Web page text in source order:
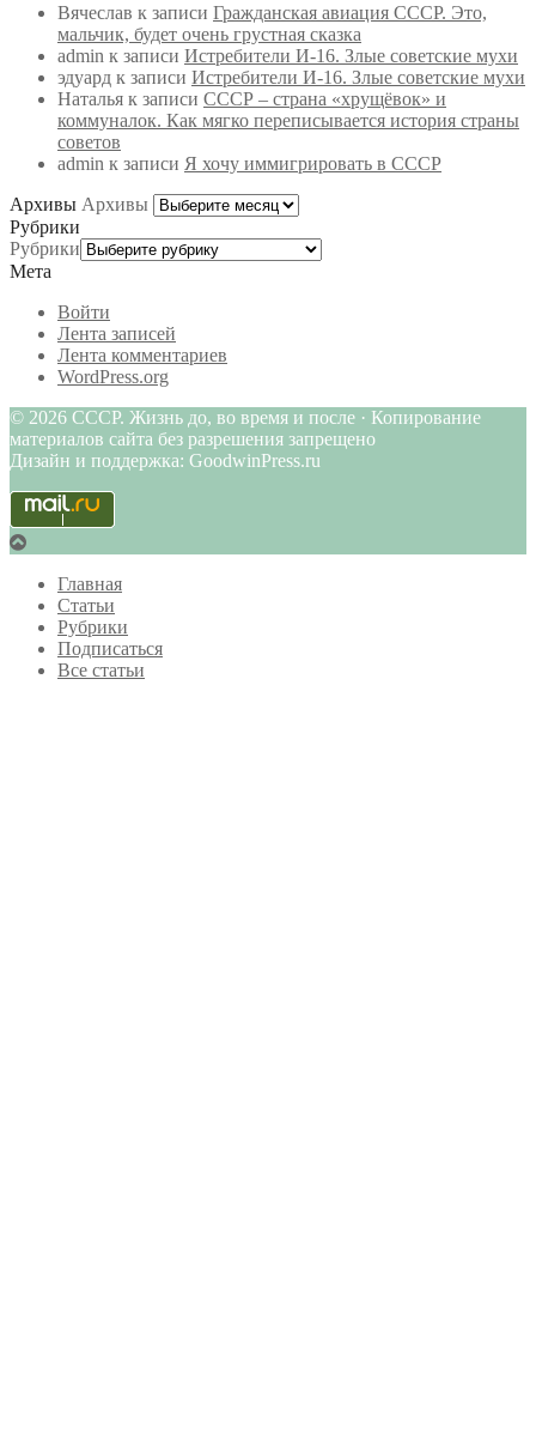
Вячеслав к записи Гражданская авиация СССР. Это,
мальчик, будет очень грустная сказка
admin к записи Истребители И-16. Злые советские мухи
эдуард к записи Истребители И-16. Злые советские мухи
Наталья к записи СССР – страна «хрущёвок» и
коммуналок. Как мягко переписывается история страны
советов
admin к записи Я хочу иммигрировать в СССР
Архивы Архивы
Рубрики
Рубрики
Мета
Войти
Лента записей
Лента комментариев
WordPress.org
© 2026 СССР. Жизнь до, во время и после · Копирование
материалов сайта без разрешения запрещено
Дизайн и поддержка: GoodwinPress.ru
Главная
Статьи
Рубрики
Подписаться
Все статьи